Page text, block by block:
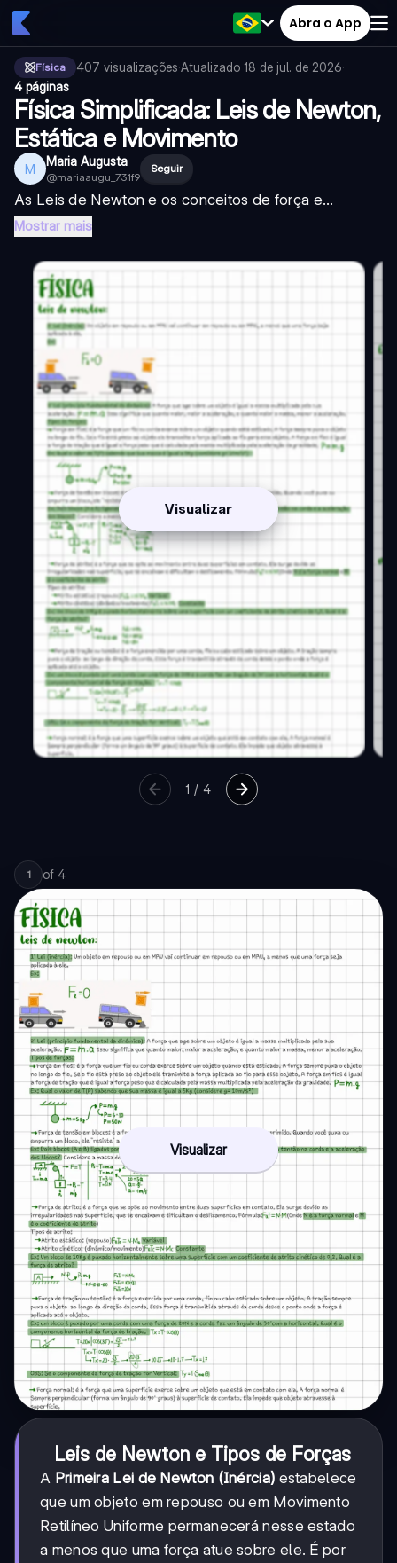
Abra o App
Física 407 visualizações·Atualizado 18 de jul. de 2026·
4 páginas
Física Simplificada: Leis de Newton,
Estática e Movimento
M Maria Augusta
@mariaaugu_731f9
Seguir
As Leis de Newton e os conceitos de força e...
Mostrar mais
Visualizar
1 /4
1 of 4
Visualizar
Leis de Newton e Tipos de Forças
A Primeira Lei de Newton (Inércia) estabelece
que um objeto em repouso ou em Movimento
Retilíneo Uniforme permanecerá nesse estado
a menos que uma força atue sobre ele. É por